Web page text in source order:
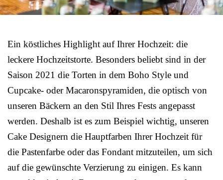
Ein köstliches Highlight auf Ihrer Hochzeit: die
leckere Hochzeitstorte. Besonders beliebt sind in der
Saison 2021 die Torten in dem Boho Style und
Cupcake- oder Macaronspyramiden, die optisch von
unseren Bäckern an den Stil Ihres Fests angepasst
werden. Deshalb ist es zum Beispiel wichtig, unseren
Cake Designern die Hauptfarben Ihrer Hochzeit für
die Pastenfarbe oder das Fondant mitzuteilen, um sich
auf die gewünschte Verzierung zu einigen. Es kann